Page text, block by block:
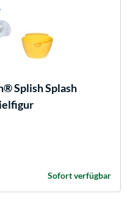
Splish Splash
Sofort verfügbar